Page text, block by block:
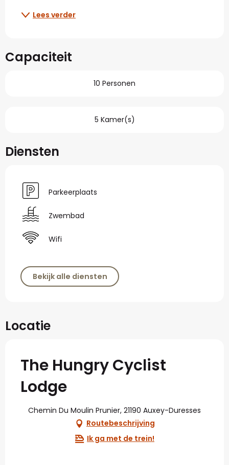
Lees verder
Capaciteit
10 Personen
5 Kamer(s)
Diensten
Parkeerplaats
Zwembad
Wifi
Bekijk alle diensten
Locatie
The Hungry Cyclist
Lodge
Chemin Du Moulin Prunier, 21190 Auxey-Duresses
Routebeschrijving
Ik ga met de trein!